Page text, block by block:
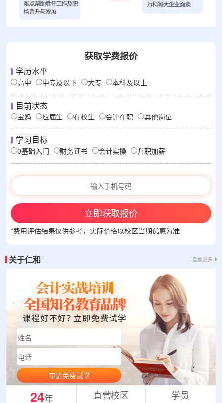
获取学费报价
学历水平
高中 中专及以下 大专 本科及以上
目前状态
宝妈 应届生 在校生 会计在职 其他岗位
学习目标
0基础入门 财务证书 会计实操 升职加薪
立即获取报价
*费用评估结果仅供参考，实际价格以校区当期优惠为准
关于仁和 查看更多
申请免费试学
24年 直营校区 学员